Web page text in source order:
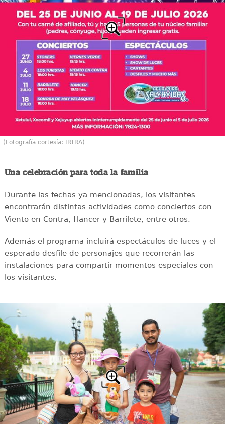
(Fotografía cortesía: IRTRA)
Una celebración para toda la familia
Durante las fechas ya mencionadas, los visitantes
encontrarán distintas actividades como conciertos con
Viento en Contra, Hancer y Barrilete, entre otros.
Además el programa incluirá espectáculos de luces y el
esperado desfile de personajes que recorrerán las
instalaciones para compartir momentos especiales con
los visitantes.